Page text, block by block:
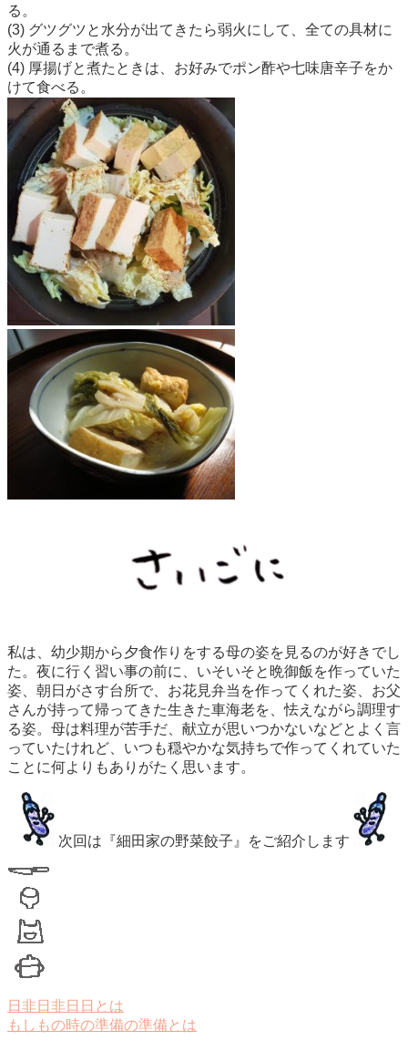
る。
(3) グツグツと水分が出てきたら弱火にして、全ての具材に
火が通るまで煮る。
(4) 厚揚げと煮たときは、お好みでポン酢や七味唐辛子をか
けて食べる。
私は、幼少期から夕食作りをする母の姿を見るのが好きでし
た。夜に行く習い事の前に、いそいそと晩御飯を作っていた
姿、朝日がさす台所で、お花見弁当を作ってくれた姿、お父
さんが持って帰ってきた生きた車海老を、怯えながら調理す
る姿。母は料理が苦手だ、献立が思いつかないなどとよく言
っていたけれど、いつも穏やかな気持ちで作ってくれていた
ことに何よりもありがたく思います。
次回は『細田家の野菜餃子』をご紹介します
日非日非日日とは
もしもの時の準備の準備とは